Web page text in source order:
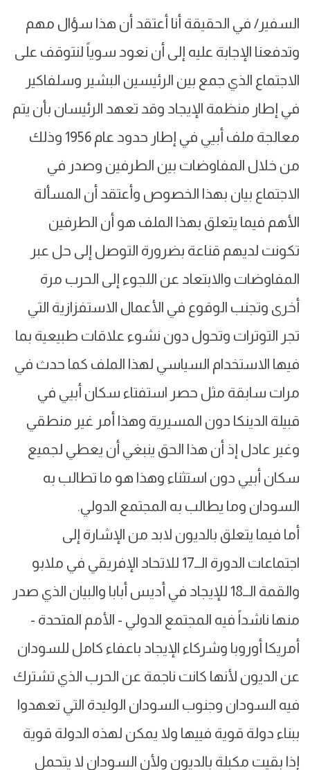
السفير/ في الحقيقة أنا أعتقد أن هذا سؤال مهم
وتدفعنا الإجابة عليه إلى أن نعود سوياً لنتوقف على
الاجتماع الذي جمع بين الرئيسين البشير وسلفاكير
في إطار منظمة الإيجاد وقد تعهد الرئيسان بأن يتم
معالجة ملف أبيي في إطار حدود عام 1956 وذلك
من خلال المفاوضات بين الطرفين وصدر في
الاجتماع بيان بهذا الخصوص وأعتقد أن المسألة
الأهم فيما يتعلق بهذا الملف هو أن الطرفين
تكونت لديهم قناعة بضرورة التوصل إلى حل عبر
المفاوضات والابتعاد عن اللجوء إلى الحرب مرة
أخرى وتجنب الوقوع في الأعمال الاستفزازية التي
تجر التوترات وتحول دون نشوء علاقات طبيعية بما
فيها الاستخدام السياسي لهذا الملف كما حدث في
مرات سابقة مثل حصر استفتاء سكان أبيي في
قبيلة الدينكا دون المسيرية وهذا أمر غير منطقي
وغير عادل إذ أن هذا الحق ينبغي أن يعطي لجميع
سكان أبيي دون استثناء وهذا هو ما تطالب به
السودان وما يطالب به المجتمع الدولي.
أما فيما يتعلق بالديون لابد من الإشارة إلى
اجتماعات الدورة الــ17 للاتحاد الإفريقي في ملابو
والقمة الــ18 للإيجاد في أديس أبابا والبيان الذي صدر
منها ناشداً فيه المجتمع الدولي - الأمم المتحدة -
أمريكا أوروبا وشركاء الإيجاد باعفاء كامل للسودان
عن الديون لأنها كانت ناجمة عن الحرب الذي تشترك
فيه السودان وجنوب السودان الوليدة التي تعهدوا
ببناء دولة قوية فييها ولا يمكن لهذه الدولة قوية
إذا بقيت مكبلة بالديون ولأن السودان لا يتحمل